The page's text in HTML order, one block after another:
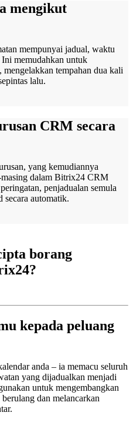
mengikut
mempunyai jadual, waktu
memudahkan untuk
tempahan dua kali
lalu.
CRM secara
yang kemudiannya
dalam Bitrix24 CRM
penjadualan semula
secara automatik.
borang
kepada peluang
anda – ia memacu seluruh
yang dijadualkan menjadi
untuk mengembangkan
dan melancarkan